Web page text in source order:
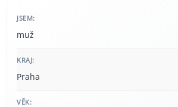
JSEM:
muž
KRAJ:
Praha
VĚK: